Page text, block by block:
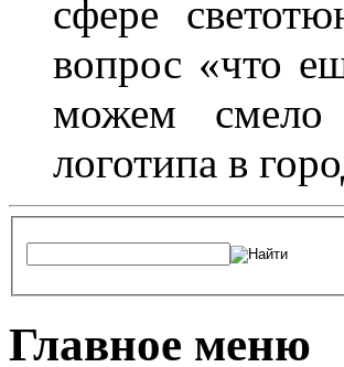
сфере
вопрос «что
можем смело
логотипа в
Главное меню